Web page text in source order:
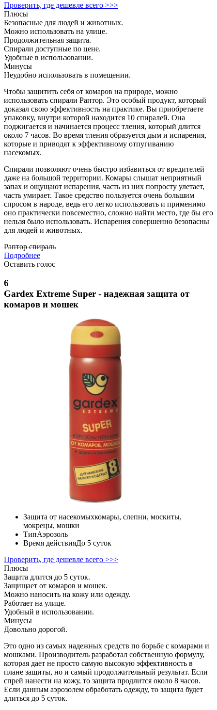
Проверить, где дешевле всего >>>
Плюсы
Безопасные для людей и животных.
Можно использовать на улице.
Продолжительная защита.
Спирали доступные по цене.
Удобные в использовании.
Минусы
Неудобно использовать в помещении.
Чтобы защитить себя от комаров на природе, можно
использовать спирали Раптор. Это особый продукт, который
доказал свою эффективность на практике. Вы приобретаете
упаковку, внутри которой находится 10 спиралей. Она
поджигается и начинается процесс тления, который длится
около 7 часов. Во время тления образуется дым и испарения,
которые и приводят к эффективному отпугиванию
насекомых.
Спирали позволяют очень быстро избавиться от вредителей
даже на большой территории. Комары слышат неприятный
запах и ощущают испарения, часть из них попросту улетает,
часть умирает. Такое средство пользуется очень большим
спросом в народе, ведь его легко использовать и применимо
оно практически повсеместно, сложно найти место, где бы его
нельзя было использовать. Испарения совершенно безопасны
для людей и животных.
Раптор спираль
Подробнее
Оставить голос
6
Gardex Extreme Super - надежная защита от
комаров и мошек
Защита от насекомыхкомары, слепни, москиты,
мокрецы, мошки
ТипАэрозоль
Время действияДо 5 суток
Проверить, где дешевле всего >>>
Плюсы
Защита длится до 5 суток.
Защищает от комаров и мошек.
Можно наносить на кожу или одежду.
Работает на улице.
Удобный в использовании.
Минусы
Довольно дорогой.
Это одно из самых надежных средств по борьбе с комарами и
мошками. Производитель разработал собственную формулу,
которая дает не просто самую высокую эффективность в
плане защиты, но и самый продолжительный результат. Если
спрей нанести на кожу, то защита продлится около 8 часов.
Если данным аэрозолем обработать одежду, то защита будет
длиться до 5 суток.